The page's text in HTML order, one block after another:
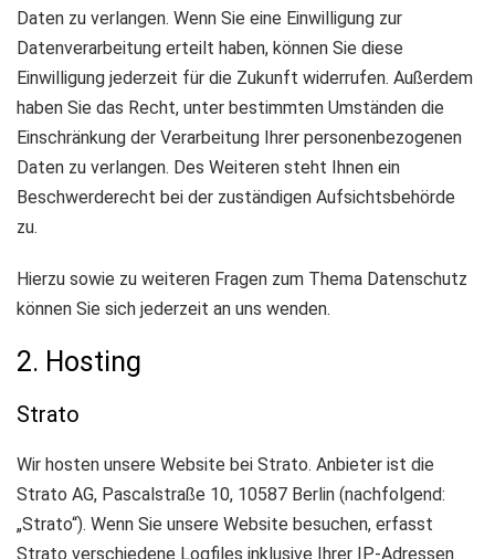
Daten zu verlangen. Wenn Sie eine Einwilligung zur
Datenverarbeitung erteilt haben, können Sie diese
Einwilligung jederzeit für die Zukunft widerrufen. Außerdem
haben Sie das Recht, unter bestimmten Umständen die
Einschränkung der Verarbeitung Ihrer personenbezogenen
Daten zu verlangen. Des Weiteren steht Ihnen ein
Beschwerderecht bei der zuständigen Aufsichtsbehörde
zu.
Hierzu sowie zu weiteren Fragen zum Thema Datenschutz
können Sie sich jederzeit an uns wenden.
2. Hosting
Strato
Wir hosten unsere Website bei Strato. Anbieter ist die
Strato AG, Pascalstraße 10, 10587 Berlin (nachfolgend:
„Strato“). Wenn Sie unsere Website besuchen, erfasst
Strato verschiedene Logfiles inklusive Ihrer IP-Adressen.